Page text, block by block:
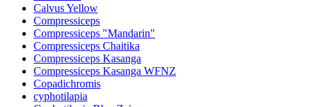
Calvus Yellow
Compressiceps
Compressiceps "Mandarin"
Compressiceps Chaitika
Compressiceps Kasanga
Compressiceps Kasanga WFNZ
Copadichromis
cyphotilapia